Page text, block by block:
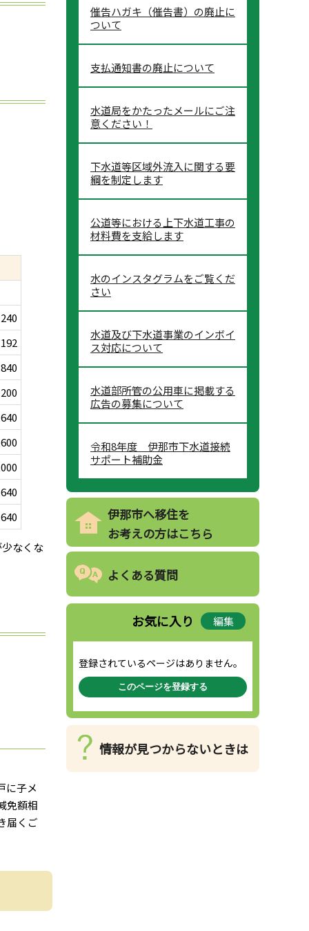
なくな
に子メ
免額相
届くご
催告ハガキ（催告書）の廃止に
ついて
支払通知書の廃止について
水道局をかたったメールにご注
意ください！
下水道等区域外流入に関する要
綱を制定します
公道等における上下水道工事の
材料費を支給します
水のインスタグラムをご覧くだ
さい
水道及び下水道事業のインボイ
ス対応について
水道部所管の公用車に掲載する
広告の募集について
令和8年度 伊那市下水道接続
サポート補助金
伊那市へ移住を
お考えの方はこちら
よくある質問
お気に入り 編集
登録されているページはありません。
このページを登録する
情報が見つからないときは